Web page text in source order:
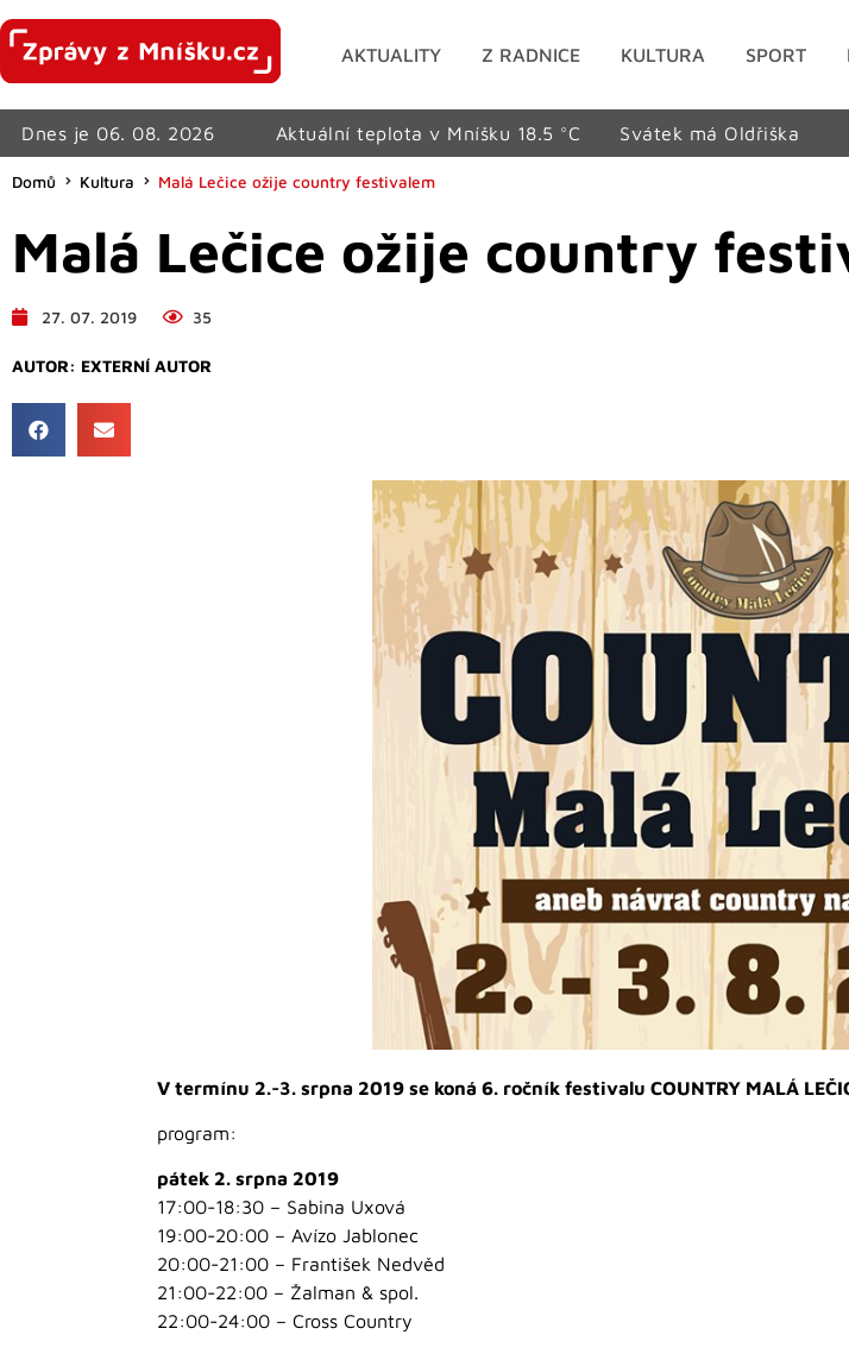
AKTUALITY Z RADNICE KULTURA SPORT
Dnes je 06. 08. 2026 Aktuální teplota v Mníšku 18.5 °C Svátek má Oldřiška
Domů Kultura Malá Lečice ožije country festivalem
Malá Lečice ožije country
27. 07. 2019 35
AUTOR: EXTERNÍ AUTOR
V termínu 2.-3. srpna 2019 se koná 6. ročník festivalu COUNTRY MALÁ
program:
pátek 2. srpna 2019
17:00-18:30 – Sabina Uxová
19:00-20:00 – Avízo Jablonec
20:00-21:00 – František Nedvěd
21:00-22:00 – Žalman & spol.
22:00-24:00 – Cross Country